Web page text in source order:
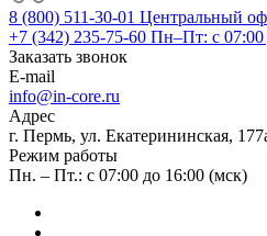
8 (800) 511-30-01 Центральный
+7 (342) 235-75-60 Пн–Пт: с 07:00
Заказать звонок
E-mail
info@in-core.ru
Адрес
г. Пермь, ул. ​Екатерининская,
Режим работы
Пн. – Пт.: с 07:00 до 16:00 (мск)